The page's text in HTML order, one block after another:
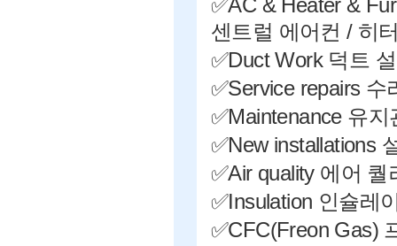
✅AC & Heater &
센트럴 에어컨 / 히
✅Duct Work 덕트
✅Service repairs 수
✅Maintenance 유
✅New installations
✅Air quality 에어 퀄
✅Insulation 인슐레
✅CFC(Freon Gas)